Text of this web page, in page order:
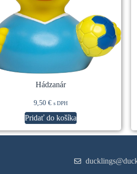
Hádzanár
9,50 € s DPH
Pridať do košíka